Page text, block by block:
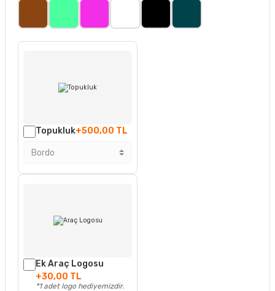
Topukluk+500,00 TL
Ek Araç Logosu
+30,00 TL
*1 adet logo hediyemizdir.